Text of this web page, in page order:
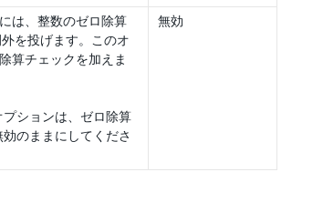
は、整数のゼロ除算
を投げます。このオ
算チェックを加えま
ションは、ゼロ除算
のままにしてくださ
無効